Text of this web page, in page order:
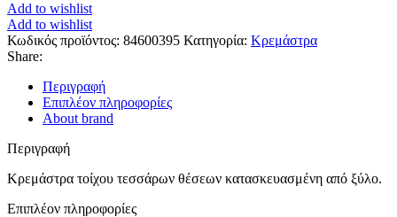
Add to wishlist
Add to wishlist
Κωδικός προϊόντος: 84600395 Κατηγορία: Κρεμάστρα
Share:
Περιγραφή
Επιπλέον πληροφορίες
About brand
Περιγραφή
Κρεμάστρα τοίχου τεσσάρων θέσεων κατασκευασμένη από ξύλο.
Επιπλέον πληροφορίες